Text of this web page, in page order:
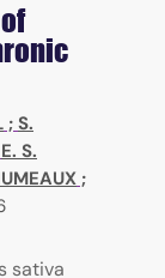
; S.
E. S.
;
sativa